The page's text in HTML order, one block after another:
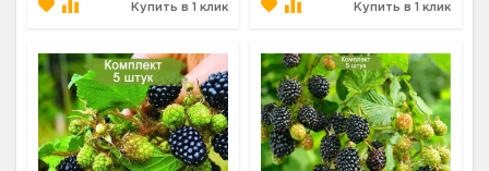
Купить в 1 клик Купить в 1 клик